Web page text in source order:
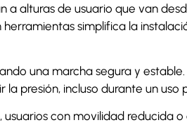
a alturas de usuario que van
simplifica la
una marcha segura y
presión, incluso durante un uso
con movilidad reducida